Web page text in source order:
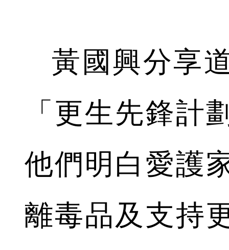
黃國興分享
「更生先鋒計
他們明白愛護
離毒品及支持